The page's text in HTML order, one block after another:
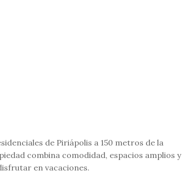
de Piriápolis a 150 metros de la
combina comodidad, espacios amplios y
en vacaciones.